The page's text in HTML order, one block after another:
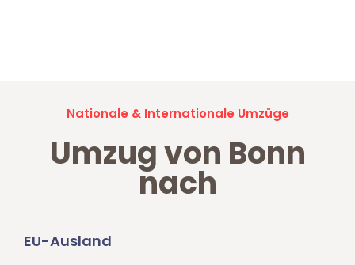
Nationale & Internationale Umzüge
Umzug von Bonn
nach
EU-Ausland